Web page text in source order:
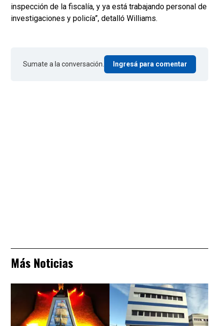
inspección de la fiscalía, y ya está trabajando personal de
investigaciones y policía”, detalló Williams.
Sumate a la conversación. Ingresá para comentar
Más Noticias